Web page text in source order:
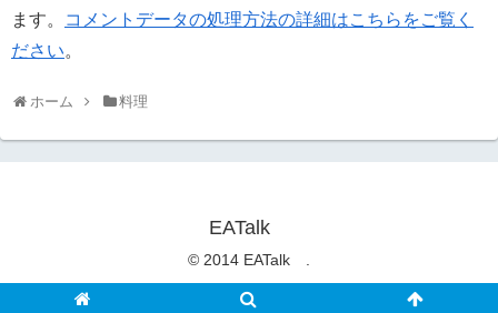
ます。
コメントデータの処理方法の詳細はこちらをご覧く
ださい。
ホーム 料理
EATalk
© 2014 EATalk .